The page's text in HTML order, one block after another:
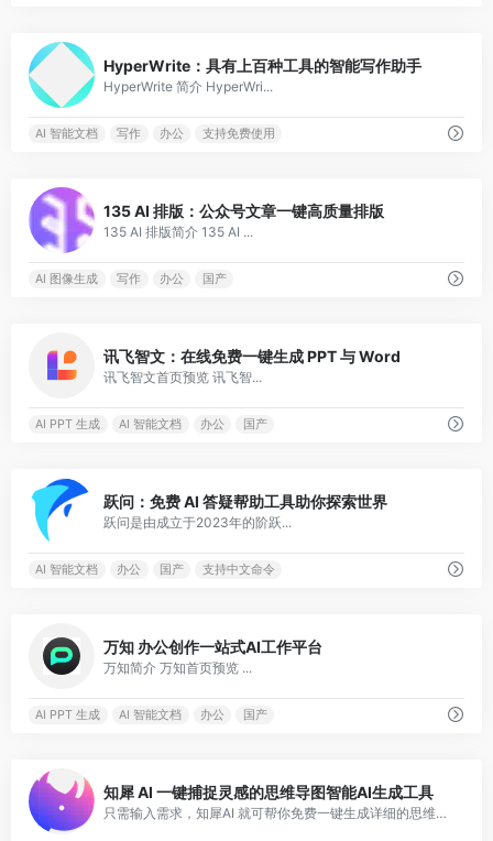
HyperWrite：具有上百种工具的智能写作助手
HyperWrite 简介 HyperWri...
AI 智能文档 写作 办公 支持免费使用
135 AI 排版：公众号文章一键高质量排版
135 AI 排版简介 135 AI ...
AI 图像生成 写作 办公 国产
讯飞智文：在线免费一键生成 PPT 与 Word
讯飞智文首页预览 讯飞智...
AI PPT 生成 AI 智能文档 办公 国产
跃问：免费 AI 答疑帮助工具助你探索世界
跃问是由成立于2023年的阶跃...
AI 智能文档 办公 国产 支持中文命令
万知 办公创作一站式AI工作平台
万知简介 万知首页预览 ...
AI PPT 生成 AI 智能文档 办公 国产
知犀 AI 一键捕捉灵感的思维导图智能AI生成工具
只需输入需求，知犀AI 就可帮你免费一键生成详细的思维导图，让你能够快速整理思路，有效捕捉灵感，提高工作学习效率。